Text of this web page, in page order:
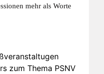
mehr als Worte
zum Thema PSNV